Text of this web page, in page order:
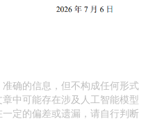
确的信息，但不构成任何形式
中可能存在涉及人工智能模型
定的偏差或遗漏，请自行判断